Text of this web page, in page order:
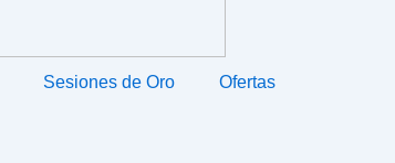
Sesiones de Oro Ofertas